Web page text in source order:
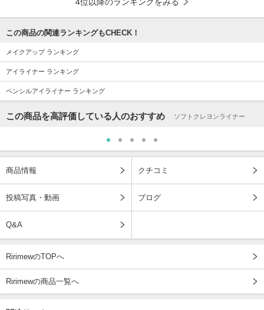
この商品の関連ランキングもCHECK！
メイクアップ ランキング
アイライナー ランキング
ペンシルアイライナー ランキング
この商品を高評価している人のおすすめ ソフトクレヨンライナー
商品情報 クチコミ
投稿写真・動画 ブログ
Q&A
RirimewのTOPへ
Ririmewの商品一覧へ